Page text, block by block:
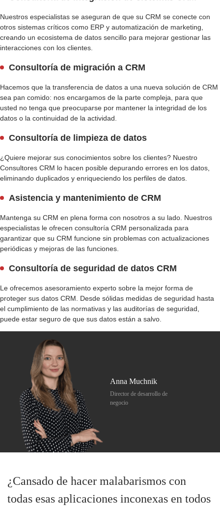
Nuestros especialistas se aseguran de que su CRM se conecte con
otros sistemas críticos como ERP y automatización de marketing,
creando un ecosistema de datos sencillo para mejorar gestionar las
interacciones con los clientes
Consultoría de migración a CRM
Hacemos que la transferencia de datos a una nueva solución de CRM
sea pan comido: nos encargamos de la parte compleja, para que
usted no tenga que preocuparse por mantener la integridad de los
datos o la continuidad de la actividad.
Consultoría de limpieza de datos
¿Quiere mejorar sus conocimientos sobre los clientes? Nuestro
Consultores CRM lo hacen posible depurando errores en los datos,
eliminando duplicados y enriqueciendo los perfiles de datos.
Asistencia y mantenimiento de CRM
Mantenga su CRM en plena forma con nosotros a su lado. Nuestros
especialistas le ofrecen consultoría CRM personalizada para
garantizar que su CRM funcione sin problemas con actualizaciones
periódicas y mejoras de las funciones.
Consultoría de seguridad de datos CRM
Le ofrecemos asesoramiento experto sobre la mejor forma de
proteger sus datos CRM. Desde sólidas medidas de seguridad hasta
el cumplimiento de las normativas y las auditorías de seguridad,
puede estar seguro de que sus datos están a salvo.
Anna Muchnik
Director de desarrollo de
negocio
¿Cansado de hacer malabarismos con
todas esas aplicaciones inconexas en todos